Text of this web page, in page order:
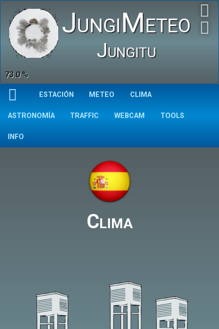
73.0 %
JungiMeteo
Jungitu
ESTACIÓN METEO CLIMA
ASTRONOMÍA TRAFFIC WEBCAM TOOLS
INFO
Clima